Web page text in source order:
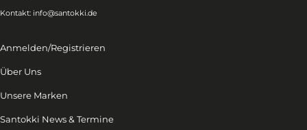
Kontakt: info@santokki.de
Anmelden/Registrieren
Über Uns
Unsere Marken
Santokki News & Termine